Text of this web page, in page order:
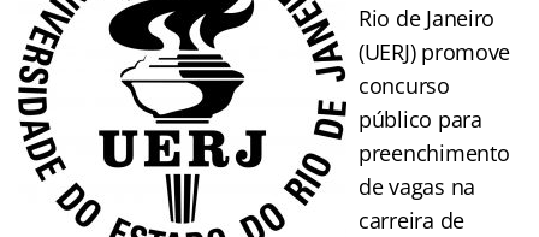
Rio de Janeiro
(UERJ) promove
concurso
público para
preenchimento
de vagas na
carreira de